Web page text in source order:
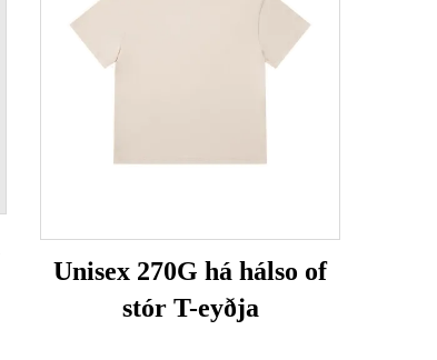
Unisex 270G há hálso of
stór T-eyðja